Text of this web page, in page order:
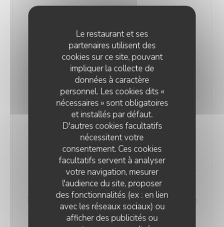
Le restaurant et ses
partenaires utilisent des
cookies sur ce site, pouvant
impliquer la collecte de
données à caractère
personnel. Les cookies dits «
nécessaires » sont obligatoires
et installés par défaut.
D'autres cookies facultatifs
nécessitent votre
consentement. Ces cookies
facultatifs servent à analyser
votre navigation, mesurer
l'audience du site, proposer
des fonctionnalités (ex : en lien
avec les réseaux sociaux) ou
afficher des publicités ou
origan
Volcano
Tomate, mozzarella, salami piccante, origan
13,60 EUR
Carne
Tomate, mozzarella, merguez, chorizo, viande hachée,
origan
15,90 EUR
Norman
Tomate, mozzarella, lardons fumés, camembert, crème
fraîche, origan
15,60 EUR